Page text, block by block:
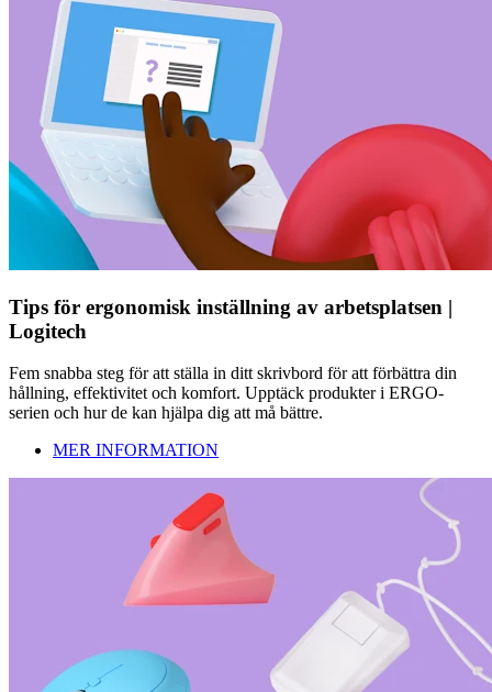
Tips för ergonomisk inställning av arbetsplatsen |
Logitech
Fem snabba steg för att ställa in ditt skrivbord för att förbättra din
hållning, effektivitet och komfort. Upptäck produkter i ERGO-
serien och hur de kan hjälpa dig att må bättre.
MER INFORMATION